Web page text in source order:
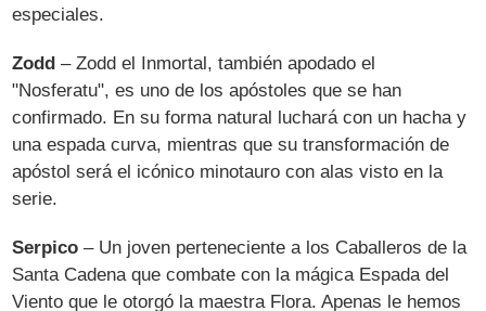
especiales.
Zodd – Zodd el Inmortal, también apodado el
"Nosferatu", es uno de los apóstoles que se han
confirmado. En su forma natural luchará con un hacha y
una espada curva, mientras que su transformación de
apóstol será el icónico minotauro con alas visto en la
serie.
Serpico – Un joven perteneciente a los Caballeros de la
Santa Cadena que combate con la mágica Espada del
Viento que le otorgó la maestra Flora. Apenas le hemos